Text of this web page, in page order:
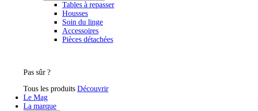
Tables à repasser
Housses
Soin du linge
Accessoires
Pièces détachées
Pas sûr ?
Tous les produits Découvrir
Le Mag
La marque